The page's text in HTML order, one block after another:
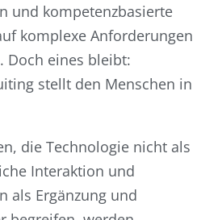
und kompetenzbasierte
komplexe Anforderungen
Doch eines bleibt:
stellt den Menschen in
die Technologie nicht als
Interaktion und
als Ergänzung und